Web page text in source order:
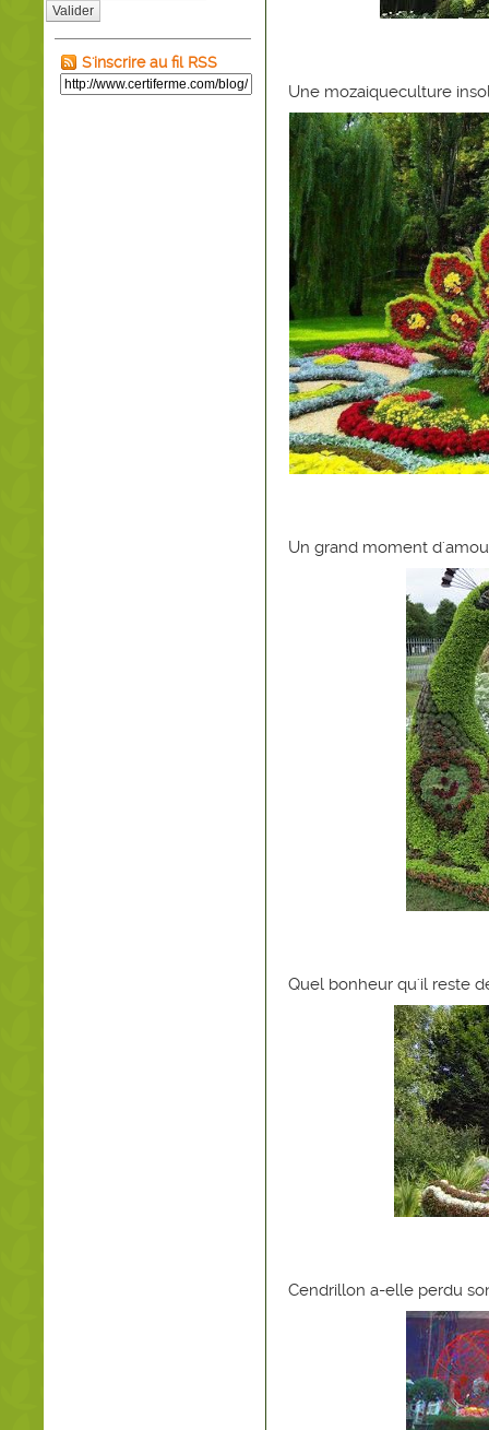
Valider
S'inscrire au fil RSS
Une mozaiqueculture
Un grand moment
Quel bonheur qu'il reste
Cendrillon a-elle perdu